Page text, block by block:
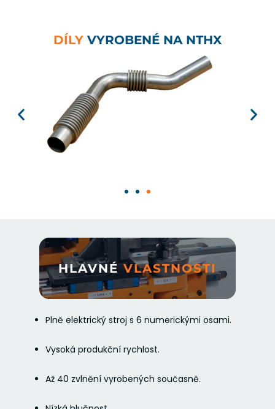
DÍLY VYROBENÉ NA NTHX
HLAVNÉVLASTNOSTI
Plně elektrický stroj s 6 numerickými osami.
Vysoká produkční rychlost.
Až 40 zvlnění vyrobených současně.